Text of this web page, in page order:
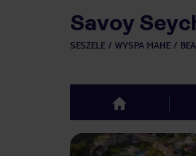
Savoy
SESZELE WYSPA MAHE
top
Previous slide